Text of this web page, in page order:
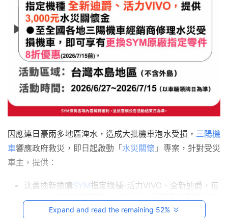
車
機
影
音
台
灣
車
因應連日豪雨多地區淹水，造成大批機車泡水受損， 三陽機
車響應政府救災，即日起啟動「 水災關懷 」專案，針對受災
車主，提供：
汰舊換新換購SYM指定機種-活力VIVO、全新迪爵，每
交通生活。Expand and read the remaining 52%